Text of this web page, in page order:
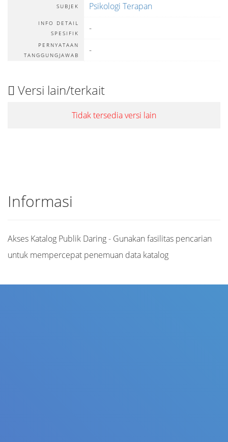
SUBJEK Psikologi Terapan
INFO DETAIL
SPESIFIK
-
PERNYATAAN
TANGGUNGJAWAB
-
Versi lain/terkait
Tidak tersedia versi lain
Informasi
Akses Katalog Publik Daring - Gunakan fasilitas pencarian
untuk mempercepat penemuan data katalog